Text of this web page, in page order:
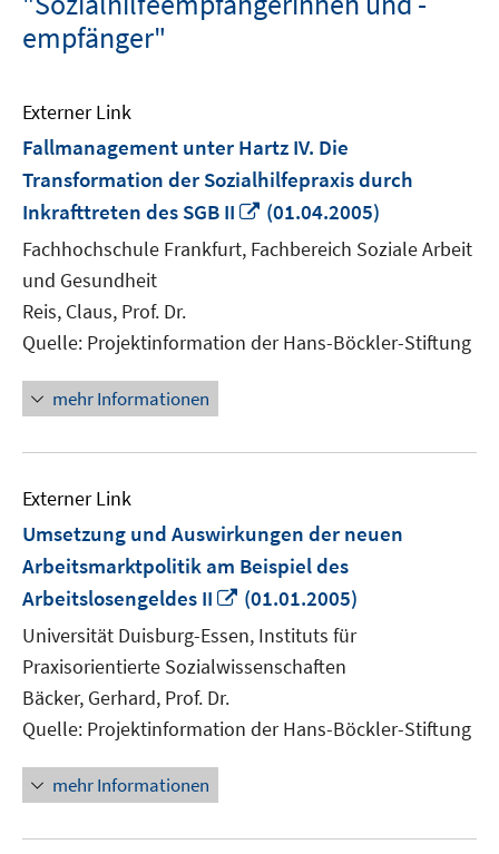
empfänger"
Externer Link
Fallmanagement unter Hartz IV. Die
Transformation der Sozialhilfepraxis durch
Inkrafttreten des SGB II
In
neuem
Fenster
(01.04.2005)
Fachhochschule Frankfurt, Fachbereich Soziale Arbeit
und Gesundheit
Reis, Claus, Prof. Dr.
Quelle: Projektinformation der Hans-Böckler-Stiftung
mehr Informationen
Externer Link
Umsetzung und Auswirkungen der neuen
Arbeitsmarktpolitik am Beispiel des
Arbeitslosengeldes II
In
neuem
Fenster
öffnen
(01.01.2005)
Universität Duisburg-Essen, Instituts für
Praxisorientierte Sozialwissenschaften
Bäcker, Gerhard, Prof. Dr.
Quelle: Projektinformation der Hans-Böckler-Stiftung
mehr Informationen